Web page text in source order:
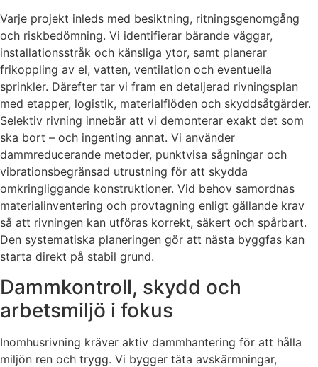
Varje projekt inleds med besiktning, ritningsgenomgång
och riskbedömning. Vi identifierar bärande väggar,
installationsstråk och känsliga ytor, samt planerar
frikoppling av el, vatten, ventilation och eventuella
sprinkler. Därefter tar vi fram en detaljerad rivningsplan
med etapper, logistik, materialflöden och skyddsåtgärder.
Selektiv rivning innebär att vi demonterar exakt det som
ska bort – och ingenting annat. Vi använder
dammreducerande metoder, punktvisa sågningar och
vibrationsbegränsad utrustning för att skydda
omkringliggande konstruktioner. Vid behov samordnas
materialinventering och provtagning enligt gällande krav
så att rivningen kan utföras korrekt, säkert och spårbart.
Den systematiska planeringen gör att nästa byggfas kan
starta direkt på stabil grund.
Dammkontroll, skydd och
arbetsmiljö i fokus
Inomhusrivning kräver aktiv dammhantering för att hålla
miljön ren och trygg. Vi bygger täta avskärmningar,